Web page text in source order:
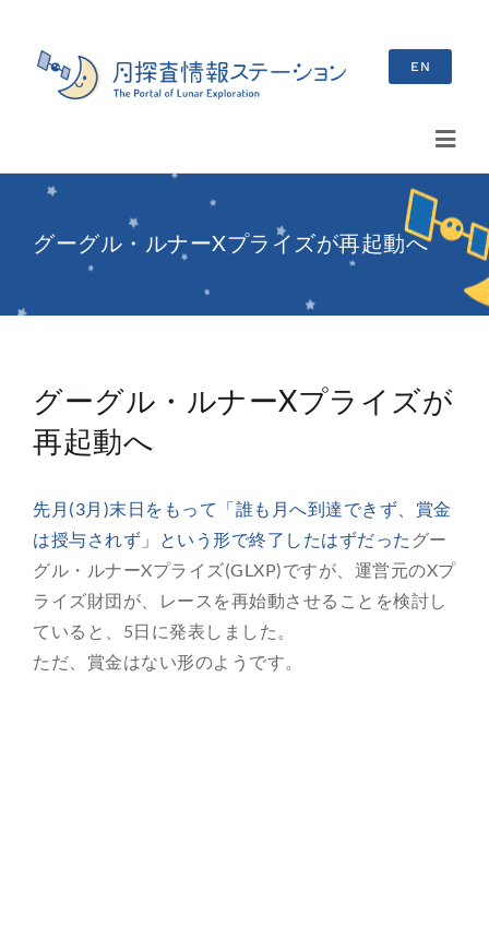
content
EN
…
イベント情報
総合案内
月を知ろう
月と遊ぼう
グーグル・ルナーXプライズが再起動へ
グーグル・ルナーXプライズが
再起動へ
先月(3月)末日をもって「誰も月へ到達できず、賞金
は授与されず」という形で終了したはずだった グー
グル・ルナーXプライズ(GLXP)ですが、運営元のXプ
ライズ財団が、レースを再始動させることを検討し
ていると、5日に発表しました。
ただ、賞金はない形のようです。